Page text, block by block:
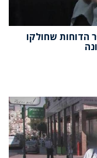
הדוחות שחולקו